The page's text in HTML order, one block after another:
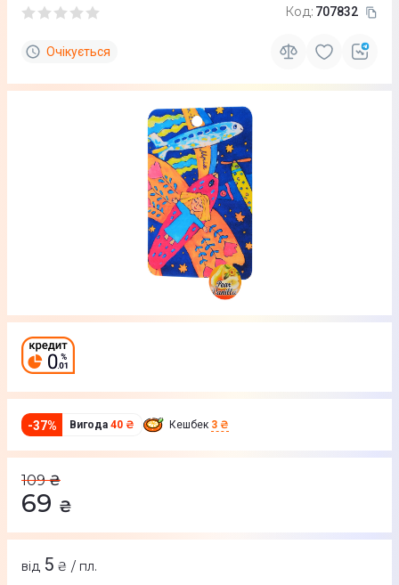
Код: 707832
Очікується
-37% Вигода 40 ₴ Кешбек 3 ₴
109 ₴
69 ₴
від 5 ₴ / пл.